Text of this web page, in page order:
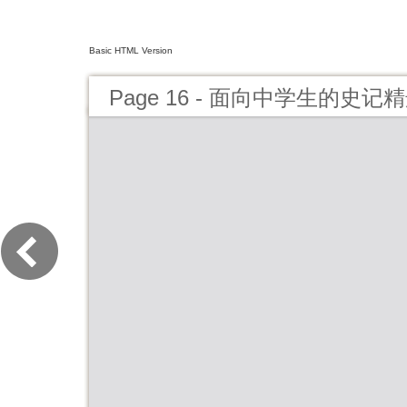
Basic HTML Version
Page 16 - 面向中学生的史记